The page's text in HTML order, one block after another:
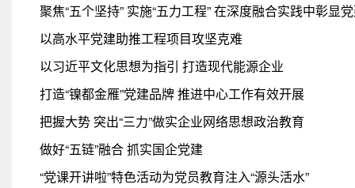
聚焦“五个坚持” 实施“五力工程” 在深度融合实践中彰显
以高水平党建助推工程项目攻坚克难
以习近平文化思想为指引 打造现代能源企业
打造“镍都金雁”党建品牌 推进中心工作有效开展
把握大势 突出“三力”做实企业网络思想政治教育
做好“五链”融合 抓实国企党建
“党课开讲啦”特色活动为党员教育注入“源头活水”